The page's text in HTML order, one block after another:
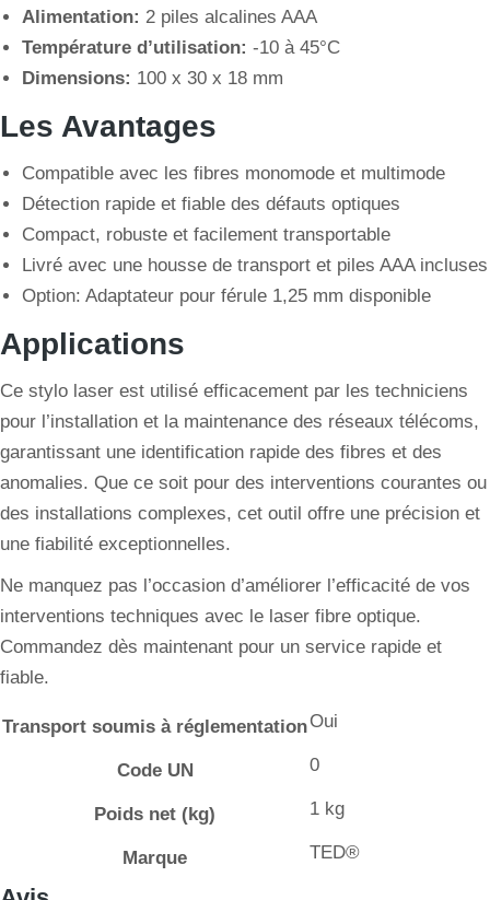
Alimentation: 2 piles alcalines AAA
Température d’utilisation: -10 à 45°C
Dimensions: 100 x 30 x 18 mm
Les Avantages
Compatible avec les fibres monomode et multimode
Détection rapide et fiable des défauts optiques
Compact, robuste et facilement transportable
Livré avec une housse de transport et piles AAA incluses
Option: Adaptateur pour férule 1,25 mm disponible
Applications
Ce stylo laser est utilisé efficacement par les techniciens
pour l’installation et la maintenance des réseaux télécoms,
garantissant une identification rapide des fibres et des
anomalies. Que ce soit pour des interventions courantes ou
des installations complexes, cet outil offre une précision et
une fiabilité exceptionnelles.
Ne manquez pas l’occasion d’améliorer l’efficacité de vos
interventions techniques avec le laser fibre optique.
Commandez dès maintenant pour un service rapide et
fiable.
Transport soumis à réglementationOui
Code UN 0
Poids net (kg) 1 kg
Marque TED®